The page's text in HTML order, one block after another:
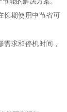
长期使用中节省可
求和停机时间，